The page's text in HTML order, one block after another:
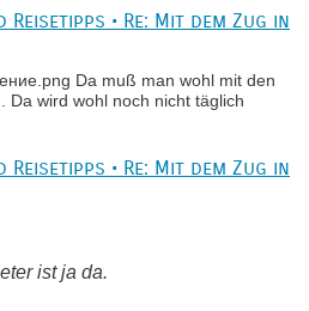
• Re: Mit dem Zug in
Da muß man wohl mit den
Da wird wohl noch nicht täglich
• Re: Mit dem Zug in
ist ja da.